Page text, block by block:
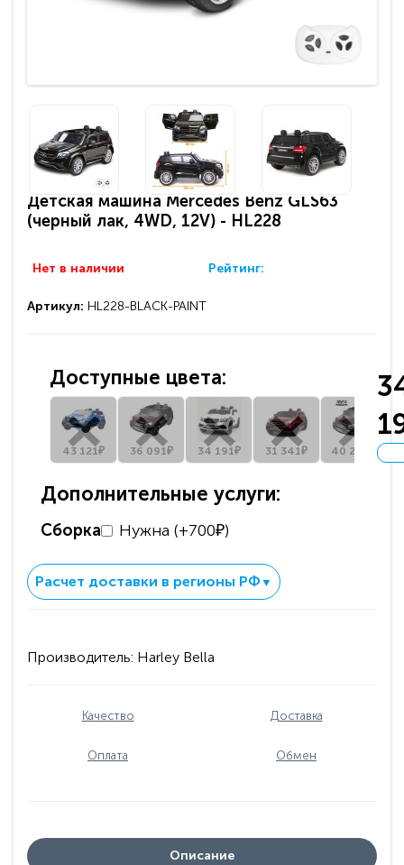
Детская машина Mercedes Benz GLS63
(черный лак, 4WD, 12V) - HL228
Нет в наличии Рейтинг:
Артикул: HL228-BLACK-PAINT
Доступные цвета:
43 121₽ 36 091₽ 34 191₽ 31 341₽ 40 246₽
Дополнительные услуги:
Сборка Нужна (+700₽)
Расчет доставки в регионы РФ ▼
Производитель: Harley Bella
Качество Доставка
Оплата Обмен
Описание